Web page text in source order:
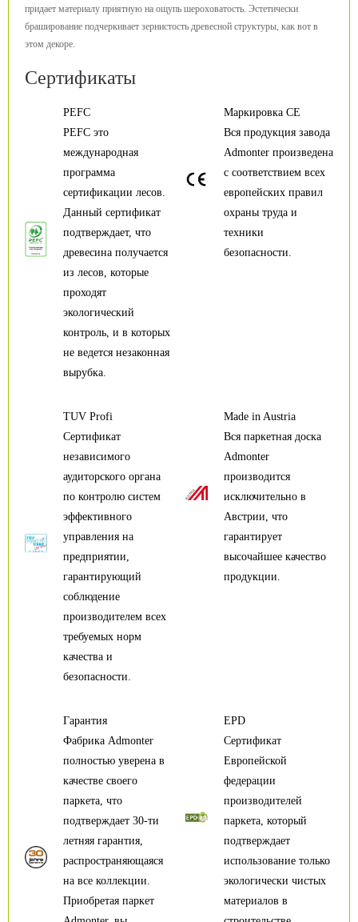
придает материалу приятную на ощупь шероховатость. Эстетически
браширование подчеркивает зернистость древесной структуры, как вот в
этом декоре.
Сертификаты
Маркировка CE
Вся продукция завода
Admonter произведена
с соответствием всех
европейских правил
охраны труда и
техники
безопасности.
PEFC
PEFC это
международная
программа
сертификации лесов.
Данный сертификат
подтверждает, что
древесина получается
из лесов, которые
проходят
экологический
контроль, и в которых
не ведется незаконная
вырубка.
TUV Profi
Сертификат
независимого
аудиторского органа
по контролю систем
эффективного
управления на
предприятии,
гарантирующий
соблюдение
производителем всех
требуемых норм
качества и
безопасности.
Made in Austria
Вся паркетная доска
Admonter
производится
исключительно в
Австрии, что
гарантирует
высочайшее качество
продукции.
EPD
Сертификат
Европейской
федерации
производителей
паркета, который
подтверждает
использование только
экологически чистых
материалов в
Гарантия
Фабрика Admonter
полностью уверена в
качестве своего
паркета, что
подтверждает 30-ти
летняя гарантия,
распространяющаяся
на все коллекции.
Приобретая паркет